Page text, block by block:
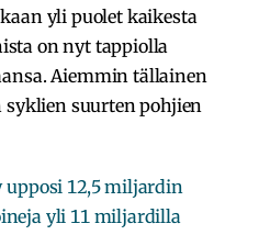
yli puolet kaikesta
on nyt tappiolla
Aiemmin tällainen
suurten pohjien
upposi 12,5 miljardin
yli 11 miljardilla